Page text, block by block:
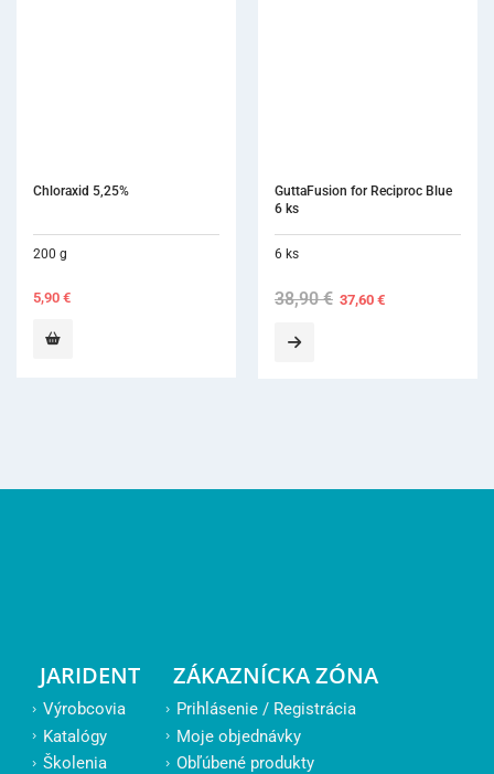
GuttaFusion for Reciproc Blue
6 ks
6 ks
38,90€ Original
price
37,60€Current
JARIDENT
Výrobcovia
Katalógy
Školenia
ZÁKAZNÍCKA ZÓNA
Prihlásenie / Registrácia
Moje objednávky
Obľúbené produkty